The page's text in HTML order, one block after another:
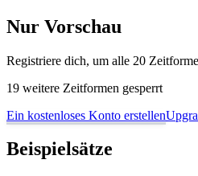
Nur Vorschau
Registriere dich, um alle 20
19 weitere Zeitformen gesperrt
Ein kostenloses Konto erstellen
Beispielsätze